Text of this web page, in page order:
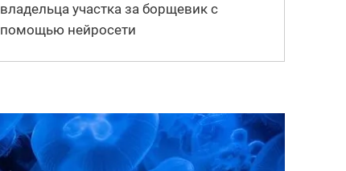
владельца участка за борщевик с
помощью нейросети